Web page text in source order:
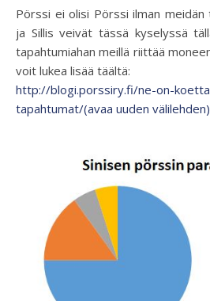
Pörssi ei olisi Pörssi ilman meidän
ja Sillis veivät tässä kyselyssä
tapahtumiahan meillä riittää
voit lukea lisää täältä:
http://blogi.porssiry.fi/ne-on-
tapahtumat/(avaa uuden välilehden)